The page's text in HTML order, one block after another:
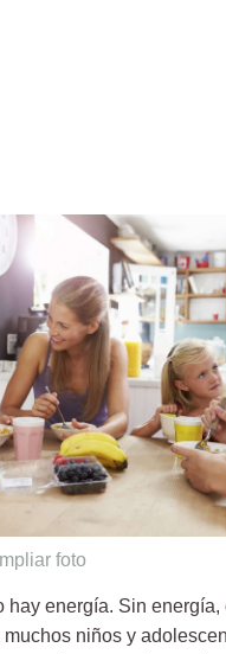
foto
hay energía. Sin energía,
niños y